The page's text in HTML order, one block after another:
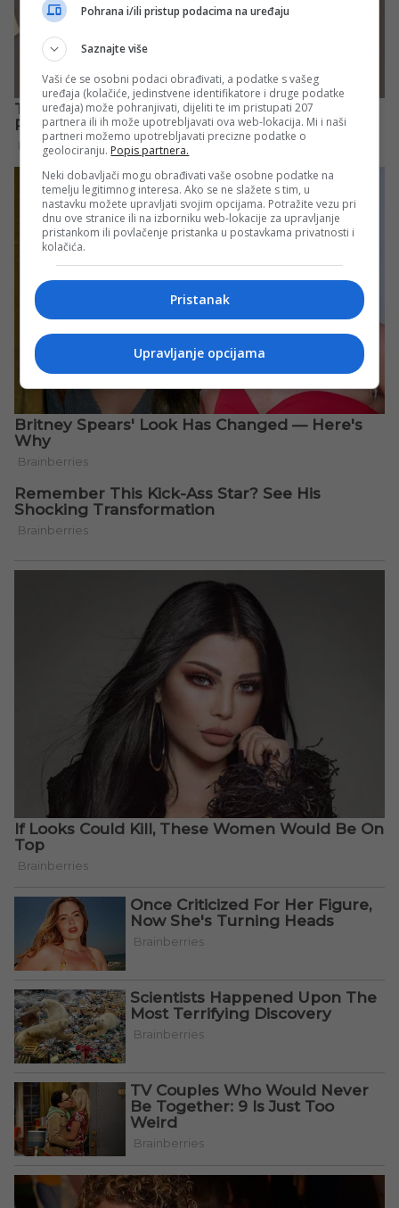
Pohrana i/ili pristup podacima na uređaju
Saznajte više
Vaši će se osobni podaci obrađivati, a podatke s vašeg
uređaja (kolačiće, jedinstvene identifikatore i druge podatke
uređaja) može pohranjivati, dijeliti te im pristupati 207
partnera ili ih može upotrebljavati ova web-lokacija. Mi i naši
partneri možemo upotrebljavati precizne podatke o
geolociranju. Popis partnera.
Neki dobavljači mogu obrađivati vaše osobne podatke na
temelju legitimnog interesa. Ako se ne slažete s tim, u
nastavku možete upravljati svojim opcijama. Potražite vezu pri
dnu ove stranice ili na izborniku web-lokacije za upravljanje
pristankom ili povlačenje pristanka u postavkama privatnosti i
kolačića.
Pristanak
Upravljanje opcijama